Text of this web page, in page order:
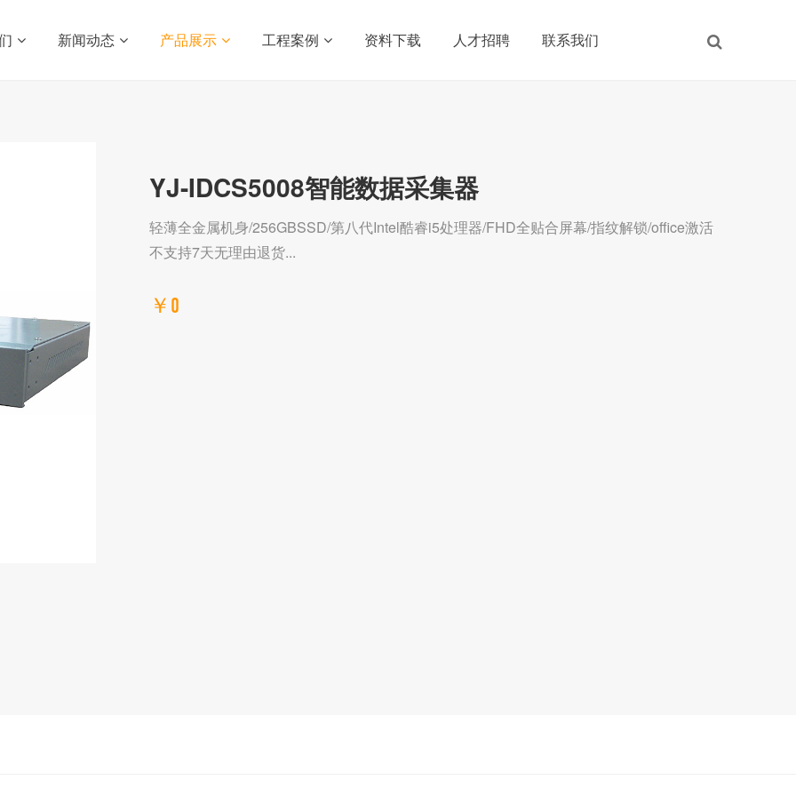
新闻动态 产品展示 工程案例 资料下载 人才招聘 联系我们
YJ-IDCS5008智能数据采集器
轻薄全金属机身/256GBSSD/第八代Intel酷睿i5处理器/FHD全贴合屏幕/指纹解锁/office激活
不支持7天无理由退货...
￥0